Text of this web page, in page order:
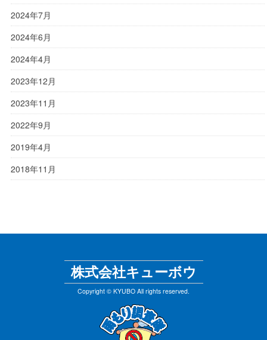
2024年7月
2024年6月
2024年4月
2023年12月
2023年11月
2022年9月
2019年4月
2018年11月
株式会社キューボウ
Copyright © KYUBO All rights reserved.